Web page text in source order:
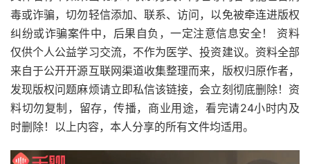
毒或诈骗，切勿轻信添加、联系、访问，以免被牵连进版权
纠纷或诈骗案件中，后果自负，一定注意信息安全！ 资料
仅供个人公益学习交流，不作为医学、投资建议。资料全部
来自于公开开源互联网渠道收集整理而来，版权归原作者，
发现版权问题麻烦请立即私信该链接，会立刻彻底删除！资
料切勿复制，留存，传播，商业用途，看完请24小时内及
时删除！以上内容，本人分享的所有文件均适用。